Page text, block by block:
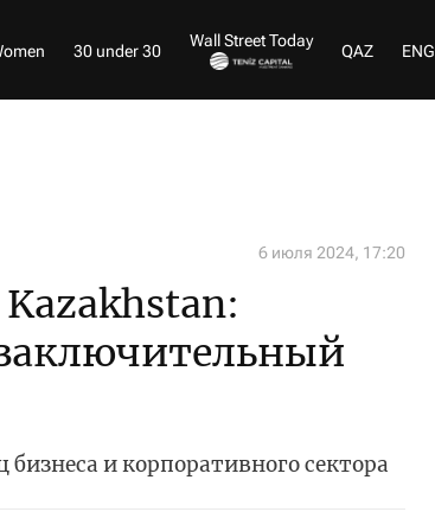
30 under 30
Wall Street Today
QAZ ENG
6 июля 2024, 17:20
и корпоративного сектора